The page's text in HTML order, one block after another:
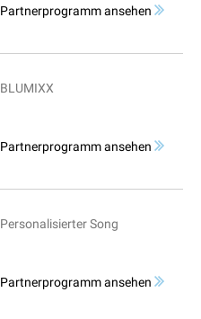
Partnerprogramm ansehen
BLUMIXX
Partnerprogramm ansehen
Personalisierter Song
Partnerprogramm ansehen